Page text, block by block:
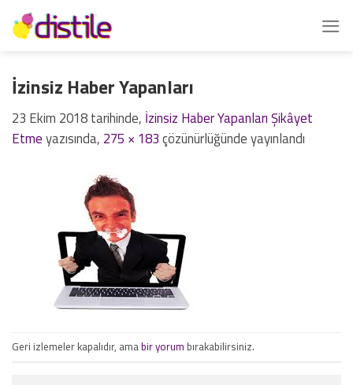
İçeriğe
atla
İzinsiz Haber Yapanları
23 Ekim 2018tarihinde, İzinsiz Haber Yapanları Şikâyet
Etmeyazısında, 275 × 183çözünürlüğünde yayınlandı
Geri izlemeler kapalıdır, amabir yorum bırakabilirsiniz.